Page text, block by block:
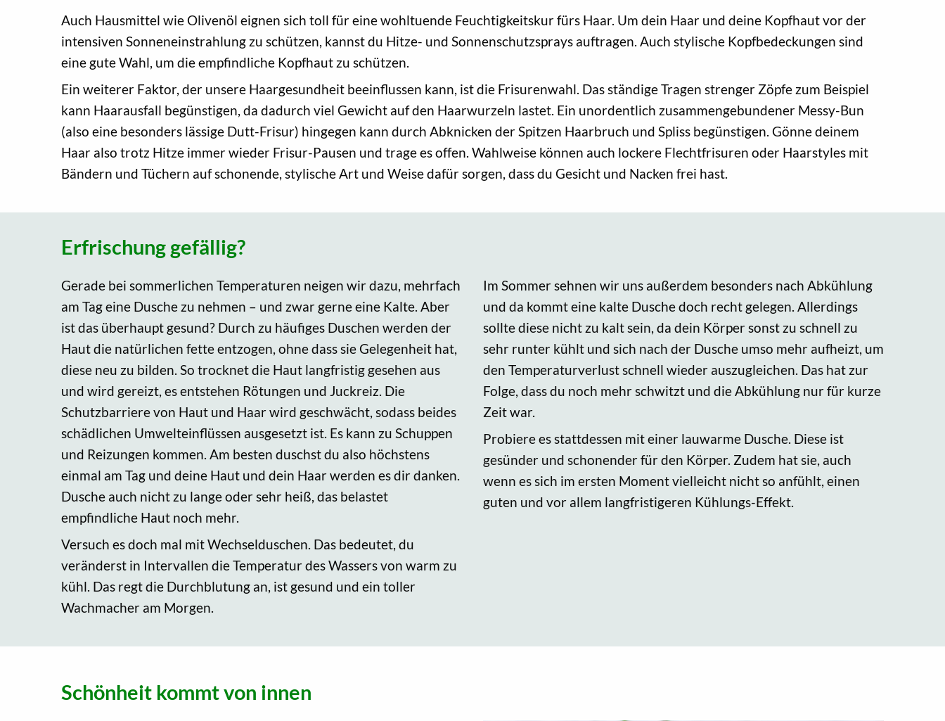
Auch Hausmittel wie Olivenöl eignen sich toll für eine wohltuende Feuchtigkeitskur fürs Haar. Um dein Haar und deine Kopfhaut vor der
intensiven Sonneneinstrahlung zu schützen, kannst du Hitze- und Sonnenschutzsprays auftragen. Auch stylische Kopfbedeckungen sind
eine gute Wahl, um die empfindliche Kopfhaut zu schützen.
Ein weiterer Faktor, der unsere Haargesundheit beeinflussen kann, ist die Frisurenwahl. Das ständige Tragen strenger Zöpfe zum Beispiel
kann Haarausfall begünstigen, da dadurch viel Gewicht auf den Haarwurzeln lastet. Ein unordentlich zusammengebundener Messy-Bun
(also eine besonders lässige Dutt-Frisur) hingegen kann durch Abknicken der Spitzen Haarbruch und Spliss begünstigen. Gönne deinem
Haar also trotz Hitze immer wieder Frisur-Pausen und trage es offen. Wahlweise können auch lockere Flechtfrisuren oder Haarstyles mit
Bändern und Tüchern auf schonende, stylische Art und Weise dafür sorgen, dass du Gesicht und Nacken frei hast.
Erfrischung gefällig?
Gerade bei sommerlichen Temperaturen neigen wir dazu, mehrfach
am Tag eine Dusche zu nehmen – und zwar gerne eine Kalte. Aber
ist das überhaupt gesund? Durch zu häufiges Duschen werden der
Haut die natürlichen fette entzogen, ohne dass sie Gelegenheit hat,
diese neu zu bilden. So trocknet die Haut langfristig gesehen aus
und wird gereizt, es entstehen Rötungen und Juckreiz. Die
Schutzbarriere von Haut und Haar wird geschwächt, sodass beides
schädlichen Umwelteinflüssen ausgesetzt ist. Es kann zu Schuppen
und Reizungen kommen. Am besten duschst du also höchstens
einmal am Tag und deine Haut und dein Haar werden es dir danken.
Dusche auch nicht zu lange oder sehr heiß, das belastet
empfindliche Haut noch mehr.
Versuch es doch mal mit Wechselduschen. Das bedeutet, du
veränderst in Intervallen die Temperatur des Wassers von warm zu
kühl. Das regt die Durchblutung an, ist gesund und ein toller
Wachmacher am Morgen.
Im Sommer sehnen wir uns außerdem besonders nach Abkühlung
und da kommt eine kalte Dusche doch recht gelegen. Allerdings
sollte diese nicht zu kalt sein, da dein Körper sonst zu schnell zu
sehr runter kühlt und sich nach der Dusche umso mehr aufheizt, um
den Temperaturverlust schnell wieder auszugleichen. Das hat zur
Folge, dass du noch mehr schwitzt und die Abkühlung nur für kurze
Zeit war.
Probiere es stattdessen mit einer lauwarme Dusche. Diese ist
gesünder und schonender für den Körper. Zudem hat sie, auch
wenn es sich im ersten Moment vielleicht nicht so anfühlt, einen
guten und vor allem langfristigeren Kühlungs-Effekt.
Schönheit kommt von innen